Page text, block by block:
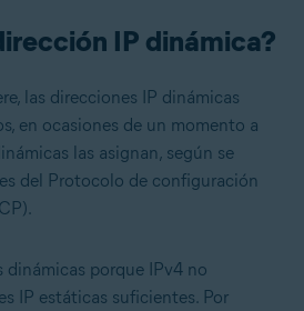
IP dinámica?
las direcciones IP dinámicas
en ocasiones de un momento a
las asignan, según se
del Protocolo de configuración
porque IPv4 no
IP estáticas suficientes. Por